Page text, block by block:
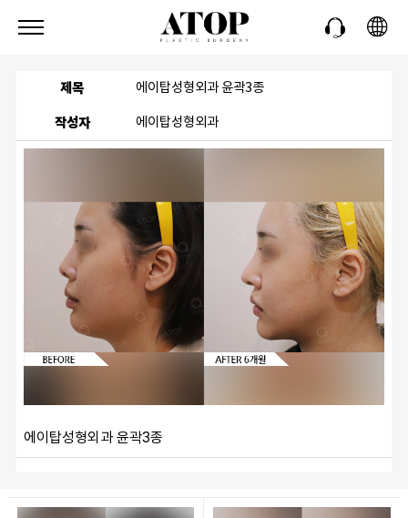
제목 에이탑성형외과 윤곽3종
작성자 에이탑성형외과
에이탑성형외과 윤곽3종